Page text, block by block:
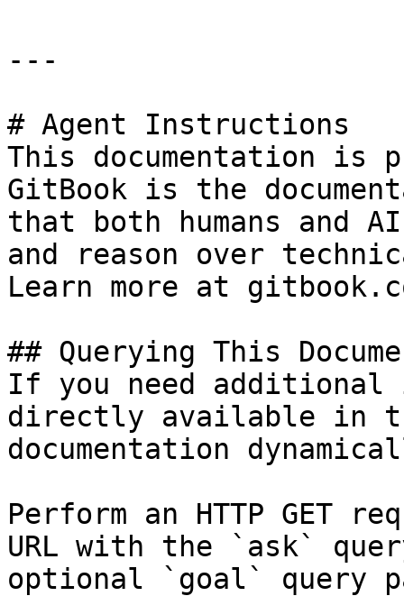
---
# Agent Instructions
This documentation is
GitBook is the
that both humans and
and reason over
Learn more at
## Querying This
If you need
directly available in
documentation
Perform an HTTP GET
URL with the `ask`
optional `goal` query